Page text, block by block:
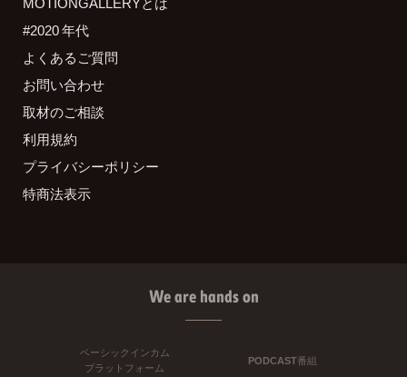
#2020 年代
よくあるご質問
お問い合わせ
取材のご相談
利用規約
プライバシーポリシー
特商法表示
We are hands on
ベーシックインカム
プラットフォーム
PODCAST番組